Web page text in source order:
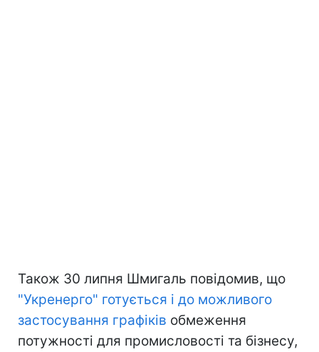
Також 30 липня Шмигаль повідомив, що
"Укренерго" готується і до можливого
застосування графіків обмеження
потужності для промисловості та бізнесу,